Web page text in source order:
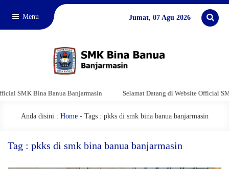
Menu Jumat, 07 Agu 2026
SMK Bina Banua Banjarmasin Selamat Datang di Website Official SMK
Anda disini : Home- Tags : pkks di smk bina banua banjarmasin
Tag : pkks di smk bina banua banjarmasin